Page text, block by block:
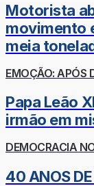
Motorista
movimento
meia
EMOÇÃO: APÓS
Papa Leão
irmão em
DEMOCRACIA
40 ANOS